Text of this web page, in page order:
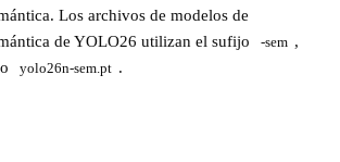
Los archivos de modelos de
de YOLO26 utilizan el sufijo
-sem ,
yolo26n-sem.pt .